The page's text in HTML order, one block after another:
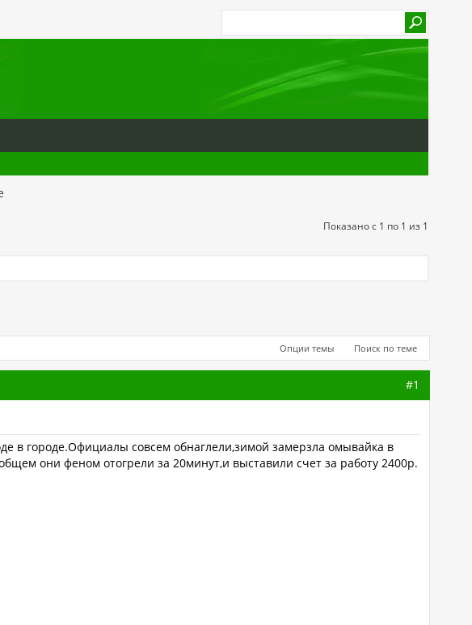
Показано с 1 по 1 из 1
Опции темы Поиск по теме
#1
в городе.Официалы совсем обнаглели,зимой замерзла омывайка в
они феном отогрели за 20минут,и выставили счет за работу 2400р.